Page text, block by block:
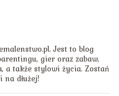
Jest to blog
gier oraz zabaw,
a także stylowi życia. Zostań
na dłużej!